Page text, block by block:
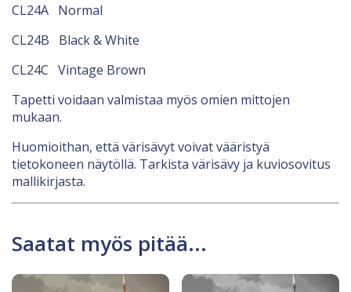
CL24A Normal
CL24B Black & White
CL24C Vintage Brown
Tapetti voidaan valmistaa myös omien mittojen
mukaan.
Huomioithan, että värisävyt voivat vääristyä
tietokoneen näytöllä. Tarkista värisävy ja kuviosovitus
mallikirjasta.
Saatat myös pitää...